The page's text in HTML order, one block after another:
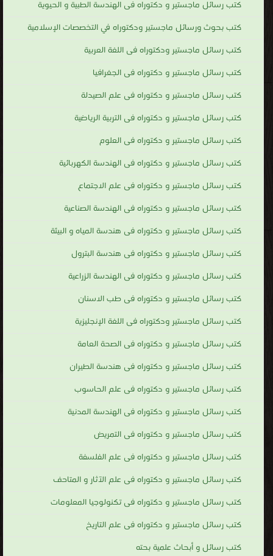
كتب رسائل ماجستير و دكتوراه فى الهندسة الطبية و الحيوية
كتب بحوث ورسائل ماجستير ودكتوراه في التخصصات الإسلامية
كتب رسائل ماجستير ودكتوراه فى اللغة العربية
كتب رسائل ماجستير و دكتوراه فى الجغرافيا
كتب رسائل ماجستير و دكتوراه فى علم الصيدلة
كتب رسائل ماجستير و دكتوراه فى التربية الرياضية
كتب رسائل ماجستير و دكتوراه فى العلوم
كتب رسائل ماجستير و دكتوراه فى الهندسة الكهربائية
كتب رسائل ماجستير و دكتوراه فى علم الاجتماع
كتب رسائل ماجستير و دكتوراه فى الهندسة الصناعية
كتب رسائل ماجستير و دكتوراه فى هندسة المياه و البيئة
كتب رسائل ماجستير و دكتوراه فى هندسة البترول
كتب رسائل ماجستير و دكتوراه فى الهندسة الزراعية
كتب رسائل ماجستير و دكتوراه فى طب الاسنان
كتب رسائل ماجستير ودكتوراه فى اللغة الإنجليزية
كتب رسائل ماجستير و دكتوراه فى الصحة العامة
كتب رسائل ماجستير و دكتوراه فى هندسة الطيران
كتب رسائل ماجستير و دكتوراه فى علم الحاسوب
كتب رسائل ماجستير و دكتوراه فى الهندسة المدنية
كتب رسائل ماجستير و دكتوراه فى التمريض
كتب رسائل ماجستير و دكتوراه فى علم الفلسفة
كتب رسائل ماجستير و دكتوراه فى علم الآثار و المتاحف
كتب رسائل ماجستير و دكتوراه فى تكنولوجيا المعلومات
كتب رسائل ماجستير و دكتوراه فى علم التاريخ
كتب رسائل و أبحاث علمية بحته